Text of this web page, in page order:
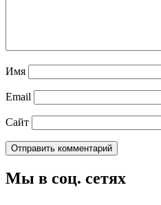
Имя
Email
Сайт
Мы в соц. сетях